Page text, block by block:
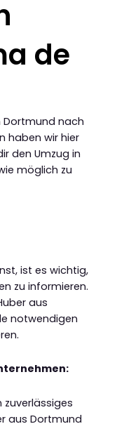
de
Dortmund nach
haben wir hier
den Umzug in
möglich zu
ist es wichtig,
zu informieren.
aus
notwendigen
zuverlässiges
aus Dortmund